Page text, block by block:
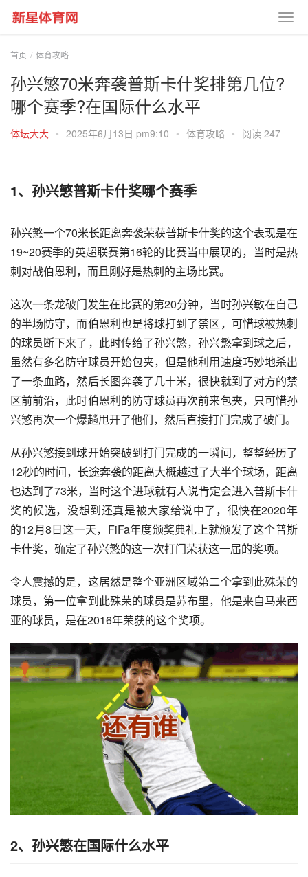
首页 体育攻略
孙兴慜70米奔袭普斯卡什奖排第几位?
哪个赛季?在国际什么水平
体坛大大 • 2025年6月13日 pm9:10 • 体育攻略 • 阅读 247
1、孙兴慜普斯卡什奖哪个赛季
孙兴慜一个70米长距离奔袭荣获普斯卡什奖的这个表现是在
19~20赛季的英超联赛第16轮的比赛当中展现的，当时是热
刺对战伯恩利，而且刚好是热刺的主场比赛。
这次一条龙破门发生在比赛的第20分钟，当时孙兴敏在自己
的半场防守，而伯恩利也是将球打到了禁区，可惜球被热刺
的球员断下来了，此时传给了孙兴慜，孙兴慜拿到球之后，
虽然有多名防守球员开始包夹，但是他利用速度巧妙地杀出
了一条血路，然后长图奔袭了几十米，很快就到了对方的禁
区前前沿，此时伯恩利的防守球员再次前来包夹，只可惜孙
兴慜再次一个爆趟甩开了他们，然后直接打门完成了破门。
从孙兴慜接到球开始突破到打门完成的一瞬间，整整经历了
12秒的时间，长途奔袭的距离大概越过了大半个球场，距离
也达到了73米，当时这个进球就有人说肯定会进入普斯卡什
奖的候选，没想到还真是被大家给说中了，很快在2020年
的12月8日这一天，FiFa年度颁奖典礼上就颁发了这个普斯
卡什奖，确定了孙兴慜的这一次打门荣获这一届的奖项。
令人震撼的是，这居然是整个亚洲区域第二个拿到此殊荣的
球员，第一位拿到此殊荣的球员是苏布里，他是来自马来西
亚的球员，是在2016年荣获的这个奖项。
2、孙兴慜在国际什么水平